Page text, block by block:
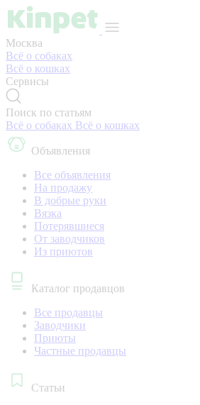
Москва
Всё о собаках
Всё о кошках
Сервисы
Поиск по статьям
Всё о собаках Всё о кошках
Объявления
Все объявления
На продажу
В добрые руки
Вязка
Потерявшиеся
От заводчиков
Из приютов
Каталог продавцов
Все продавцы
Заводчики
Приюты
Частные продавцы
Статьи